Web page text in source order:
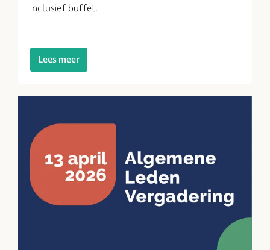
inclusief buffet.
Lees meer